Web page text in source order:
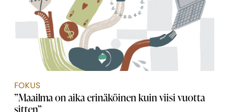
FOKUS
”Maailma on aika erinäköinen kuin viisi vuotta
sitten”